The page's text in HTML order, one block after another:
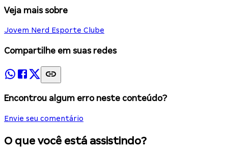
Veja mais sobre
Jovem Nerd Esporte Clube
Compartilhe em suas redes
Encontrou algum erro neste conteúdo?
Envie seu comentário
O que você está assistindo?